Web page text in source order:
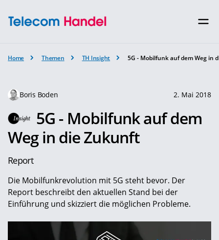
Home Themen TH Insight 5G - Mobilfunk auf dem Weg in
Boris Boden 2. Mai 2018
5G - Mobilfunk auf dem
Weg in die Zukunft
Report
Die Mobilfunkrevolution mit 5G steht bevor. Der
Report beschreibt den aktuellen Stand bei der
Einführung und skizziert die möglichen Probleme.